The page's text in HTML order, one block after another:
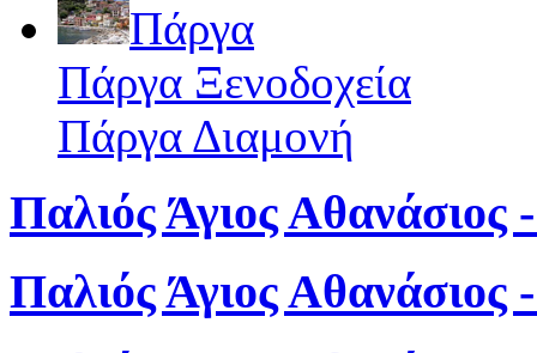
Πάργα
Πάργα Ξενοδοχεία
Πάργα Διαμονή
Παλιός Άγιος Αθανάσιος
Παλιός Άγιος Αθανάσιος